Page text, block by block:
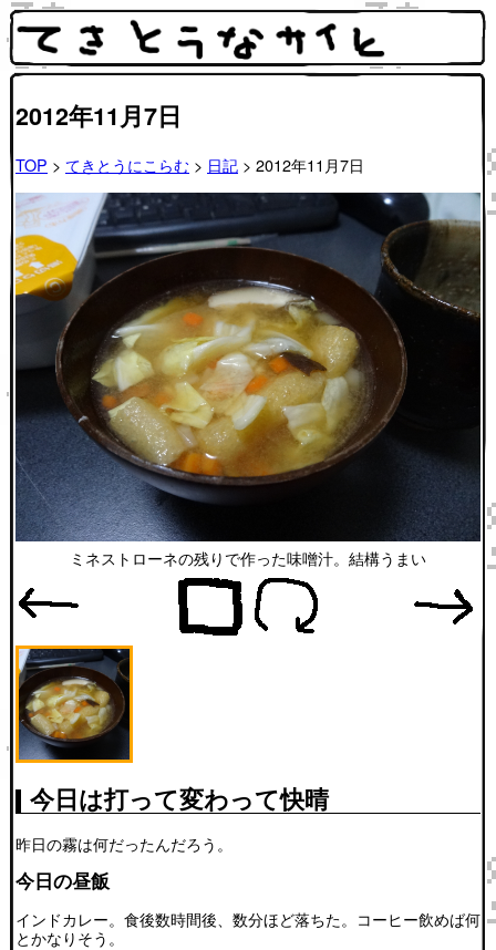
2012年11月7日
TOP > てきとうにこらむ > 日記 > 2012年11月7日
ミネストローネの残りで作った味噌汁。結構うまい
今日は打って変わって快晴
昨日の霧は何だったんだろう。
今日の昼飯
インドカレー。食後数時間後、数分ほど落ちた。コーヒー飲めば何
とかなりそう。